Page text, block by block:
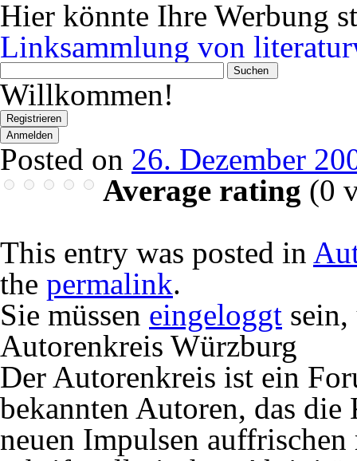
Hier könnte Ihre Werbung
Linksammlung von
Wonach
suchen
Sie?
Willkommen!
Registrieren
Anmelden
Posted on 26. Dezember
Average rating (0
This entry was posted in
the permalink.
Sie müssen eingeloggt
Autorenkreis Würzburg
Der Autorenkreis ist ein
bekannten Autoren, das
neuen Impulsen